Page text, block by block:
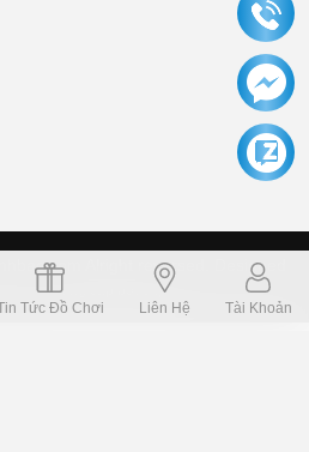
Alright reversed. Designed
.cung cấp bởi sapo
Tức Đồ Chơi Liên Hệ Tài Khoản